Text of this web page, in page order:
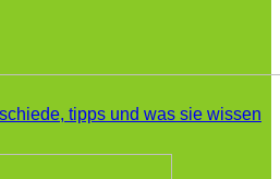
tipps und was sie wissen